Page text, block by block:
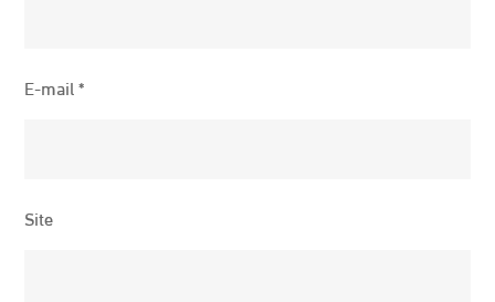
E-mail*
Site